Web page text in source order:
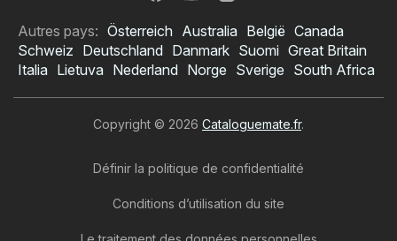
Autres pays: Österreich Australia België Canada
Schweiz Deutschland Danmark Suomi Great Britain
Italia Lietuva Nederland Norge Sverige South Africa
Copyright © 2026 Cataloguemate.fr.
Définir la politique de confidentialité
Conditions d’utilisation du site